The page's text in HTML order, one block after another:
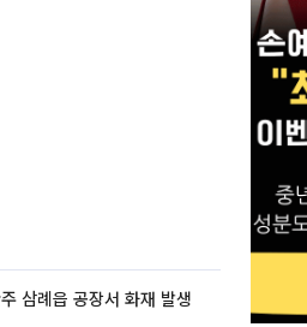
삼례읍 공장서 화재 발생